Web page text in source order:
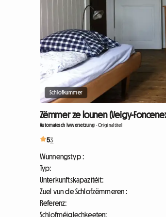
Schlofkummer
Zëmmer ze lounen (Veigy-
Automatesch Iwwersetzung -Originaltitel
53
Wunnengstyp :
Typ:
Unterkunftskapazitéit:
Zuel vun de Schlofzëmmeren :
Referenz:
Schlofméiglechkeeten: